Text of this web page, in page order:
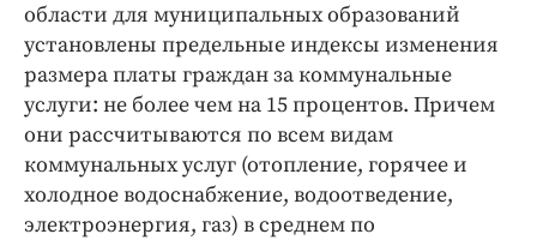
Спорт
Экономика и бизнес
ПРОЕКТЫ
Блоги
Издания
Медиаперсона
области для муниципальных образований
установлены предельные индексы изменения
размера платы граждан за коммунальные
услуги: не более чем на 15 процентов. Причем
они рассчитываются по всем видам
коммунальных услуг (отопление, горячее и
холодное водоснабжение, водоотведение,
электроэнергия, газ) в среднем по